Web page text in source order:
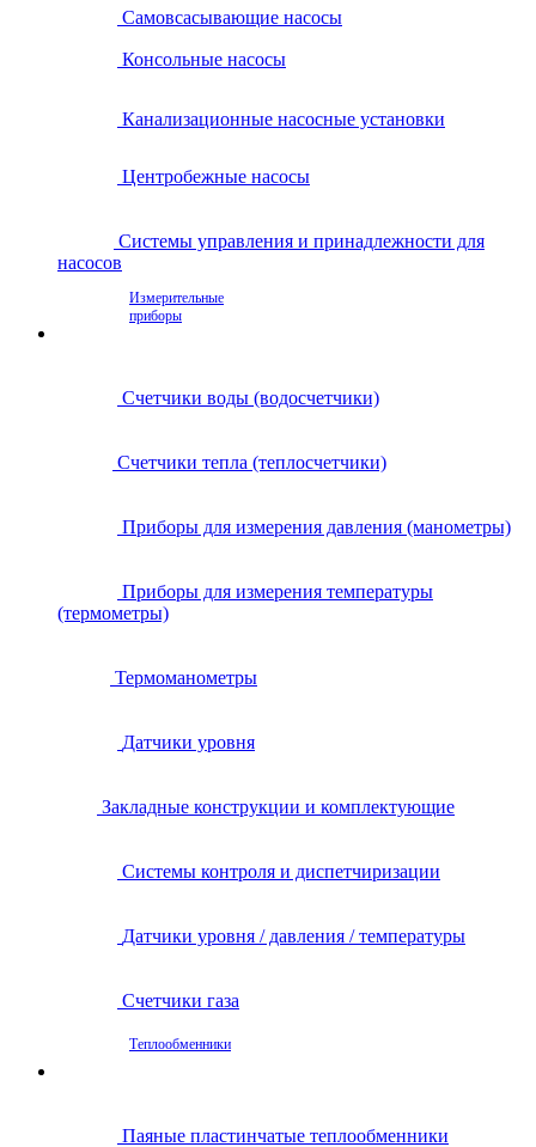
Самовсасывающие насосы
Консольные насосы
Канализационные насосные установки
Центробежные насосы
Системы управления и принадлежности для
насосов
Измерительные
приборы
Счетчики воды (водосчетчики)
Счетчики тепла (теплосчетчики)
Приборы для измерения давления (манометры)
Приборы для измерения температуры
(термометры)
Термоманометры
Датчики уровня
Закладные конструкции и комплектующие
Системы контроля и диспетчиризации
Датчики уровня / давления / температуры
Счетчики газа
Теплообменники
Паяные пластинчатые теплообменники